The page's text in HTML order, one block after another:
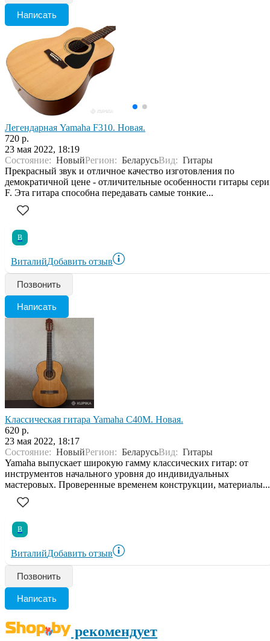
Написать
Легендарная Yamaha F310. Новая.
720 р.
23 мая 2022, 18:19
Состояние: НовыйРегион: БеларусьВид: Гитары
Прекрасный звук и отличное качество изготовления по
демократичной цене - отличительные особенности гитары
F. Эта гитара способна передавать самые тонкие...
В
ВиталийДобавить отзыв
Позвонить
Написать
Классическая гитара Yamaha C40M. Новая.
620 р.
23 мая 2022, 18:17
Состояние: НовыйРегион: БеларусьВид: Гитары
Yamaha выпускает широкую гамму классических гитар: от
инструментов начального уровня до индивидуальных
мастеровых. Проверенные временем конструкции, материалы...
В
ВиталийДобавить отзыв
Позвонить
Написать
рекомендует